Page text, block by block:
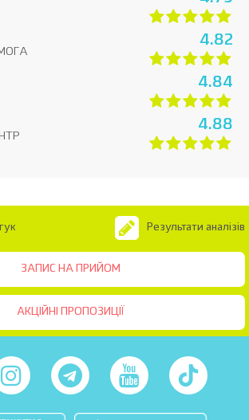
4.82
4.84
4.88
ЗАПИС НА ПРИЙОМ
Результати аналізів
АКЦІЙНІ ПРОПОЗИЦІЇ